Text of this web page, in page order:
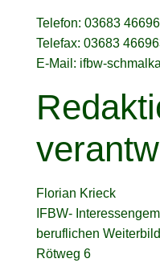
Telefon: 03683
Telefax: 03683
E-Mail: ifbw-
Florian Krieck
IFBW-
beruflichen
Rötweg 6